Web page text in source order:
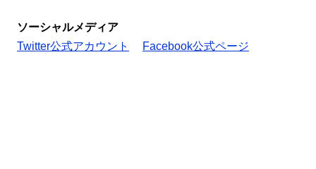
ソーシャルメディア
Twitter公式アカウント
Facebook公式ページ